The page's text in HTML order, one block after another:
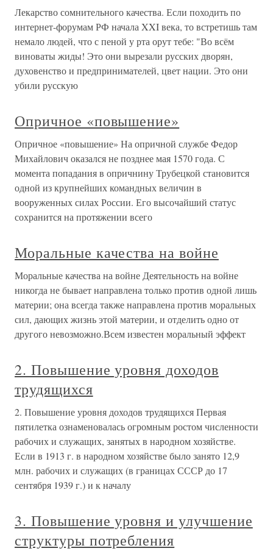
Лекарство сомнительного качества. Если походить по
интернет-форумам РФ начала XXI века, то встретишь там
немало людей, что с пеной у рта орут тебе: "Во всём
виноваты жиды! Это они вырезали русских дворян,
духовенство и предпринимателей, цвет нации. Это они
убили русскую
Опричное «повышение»
Опричное «повышение» На опричной службе Федор
Михайлович оказался не позднее мая 1570 года. С
момента попадания в опричнину Трубецкой становится
одной из крупнейших командных величин в
вооруженных силах России. Его высочайший статус
сохранится на протяжении всего
Моральные качества на войне
Моральные качества на войне Деятельность на войне
никогда не бывает направлена только против одной лишь
материи; она всегда также направлена против моральных
сил, дающих жизнь этой материи, и отделить одно от
другого невозможно.Всем известен моральный эффект
2. Повышение уровня доходов
трудящихся
2. Повышение уровня доходов трудящихся Первая
пятилетка ознаменовалась огромным ростом численности
рабочих и служащих, занятых в народном хозяйстве.
Если в 1913 г. в народном хозяйстве было занято 12,9
млн. рабочих и служащих (в границах СССР до 17
сентября 1939 г.) и к началу
3. Повышение уровня и улучшение
структуры потребления